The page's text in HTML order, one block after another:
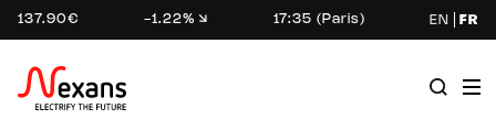
137.90€ -1.22% 17:35 (Paris) EN FR